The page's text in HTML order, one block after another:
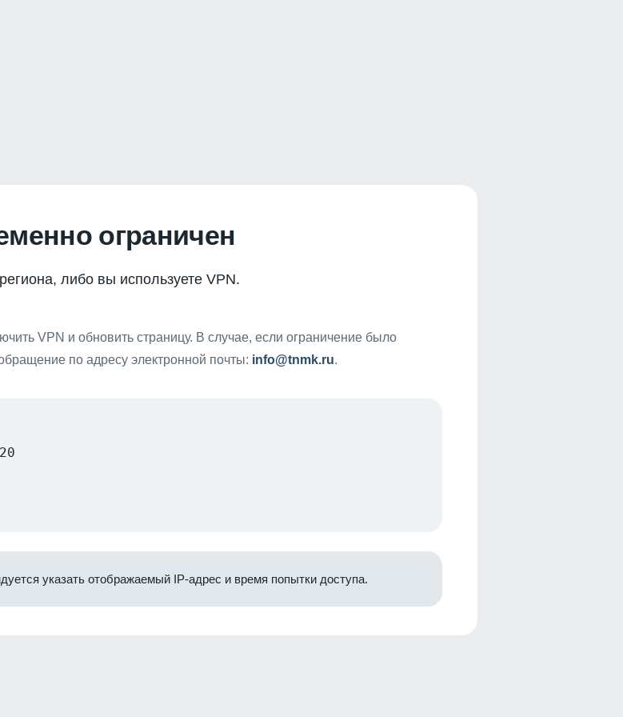
ограничен
либо вы используете VPN.
VPN и обновить страницу. В случае, если ограничение было
по адресу электронной почты: info@tnmk.ru.
указать отображаемый IP-адрес и время попытки доступа.